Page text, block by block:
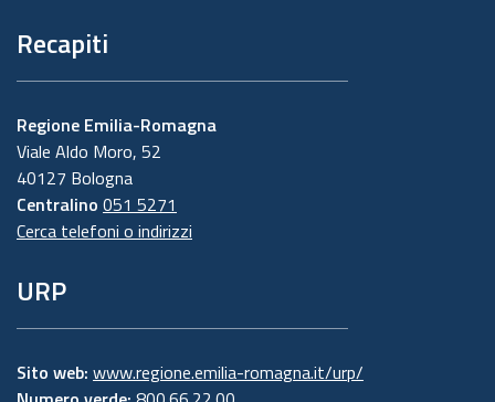
Recapiti
Regione Emilia-Romagna
Viale Aldo Moro, 52
40127 Bologna
Centralino 051 5271
Cerca telefoni o indirizzi
URP
Sito web: www.regione.emilia-romagna.it/urp/